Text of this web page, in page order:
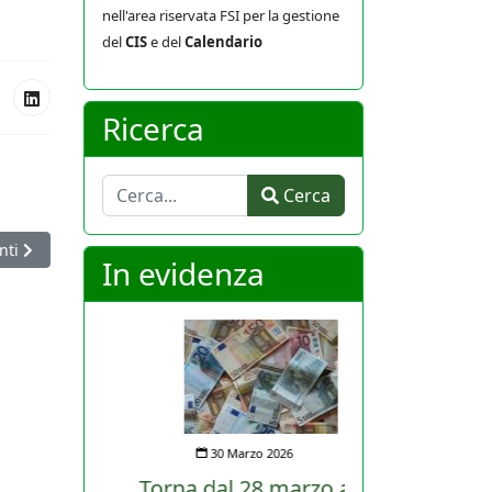
successivo: Coppa del Mondo per Cadetti: gli azzurrini si
nell'area riservata FSI per la gestione
delCISe delCalendario
Ricerca
Cerca Cerca
In evidenza
30 Marzo 2026